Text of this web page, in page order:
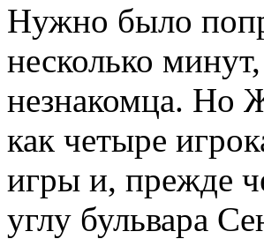
Нужно было
несколько
незнакомца. Но
как четыре
игры и, прежде
углу бульвара